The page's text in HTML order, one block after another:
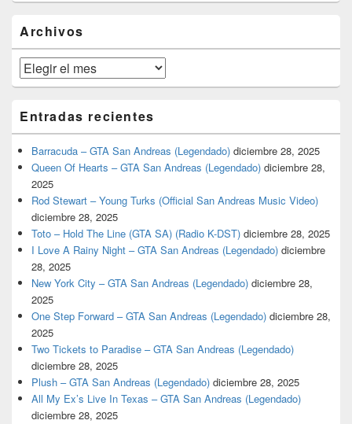
widget
lateral
primaria
Archivos
Archivos
Entradas recientes
Barracuda – GTA San Andreas (Legendado) diciembre 28, 2025
Queen Of Hearts – GTA San Andreas (Legendado) diciembre 28,
2025
Rod Stewart – Young Turks (Official San Andreas Music Video)
diciembre 28, 2025
Toto – Hold The Line (GTA SA) (Radio K-DST) diciembre 28, 2025
I Love A Rainy Night – GTA San Andreas (Legendado) diciembre
28, 2025
New York City – GTA San Andreas (Legendado) diciembre 28,
2025
One Step Forward – GTA San Andreas (Legendado) diciembre 28,
2025
Two Tickets to Paradise – GTA San Andreas (Legendado)
diciembre 28, 2025
Plush – GTA San Andreas (Legendado) diciembre 28, 2025
All My Ex’s Live In Texas – GTA San Andreas (Legendado)
diciembre 28, 2025